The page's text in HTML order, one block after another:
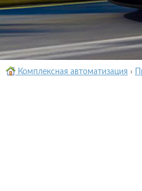
Комплексная автоматизация ›